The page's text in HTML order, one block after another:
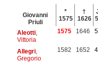
Giovanni
Priuli
*
1575
†
1626
Aleotti,
Vittoria
1575 1646
Allegri,
Gregorio
1582 1652